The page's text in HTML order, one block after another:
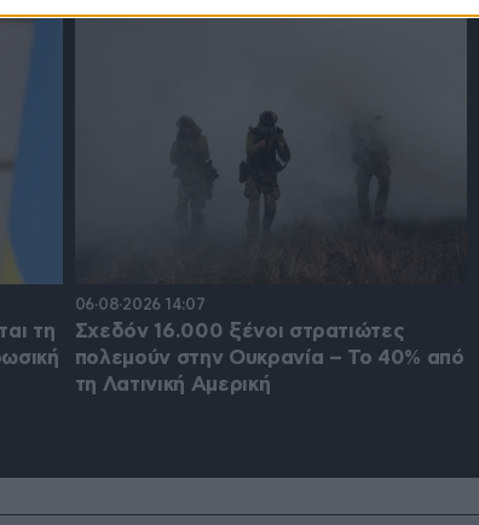
τη
06·08·2026 14:07
Σχεδόν 16.000 ξένοι στρατιώτες
πολεμούν στην Ουκρανία – Το 40% από
τη Λατινική Αμερική